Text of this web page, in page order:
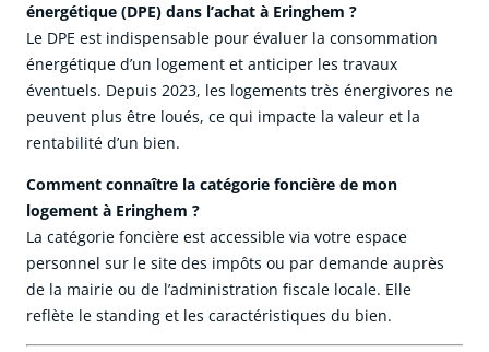
énergétique (DPE) dans l’achat à Eringhem ?
Le DPE est indispensable pour évaluer la consommation
énergétique d’un logement et anticiper les travaux
éventuels. Depuis 2023, les logements très énergivores ne
peuvent plus être loués, ce qui impacte la valeur et la
rentabilité d’un bien.
Comment connaître la catégorie foncière de mon
logement à Eringhem ?
La catégorie foncière est accessible via votre espace
personnel sur le site des impôts ou par demande auprès
de la mairie ou de l’administration fiscale locale. Elle
reflète le standing et les caractéristiques du bien.